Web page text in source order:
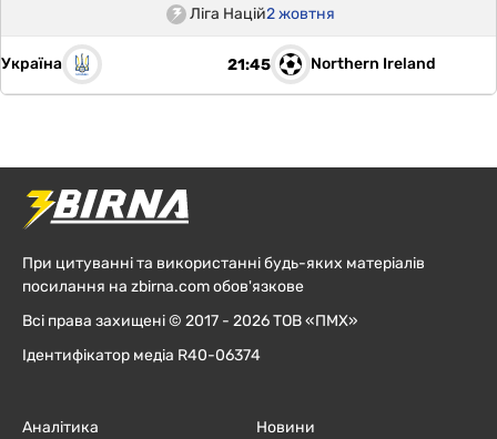
Ліга Націй2 жовтня
Україна 21:45 Northern Ireland
При цитуванні та використанні будь-яких матеріалів
посилання на zbirna.com обов'язкове
Всі права захищені © 2017 - 2026 ТОВ «ПМХ»
Ідентифікатор медіа R40-06374
Аналітика
Новини